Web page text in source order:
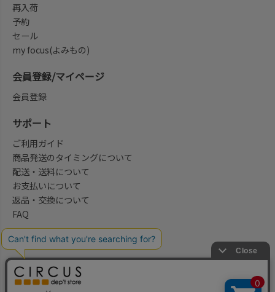
会社概要/お問合せ先
再入荷
予約
セール
my focus(よみもの)
会員登録/マイページ
会員登録
サポート
ご利用ガイド
商品発送のタイミングについて
配送・送料について
お支払いについて
返品・交換について
FAQ
法律に基づく表示 プライバシーポリシー